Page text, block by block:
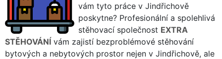
vám tyto práce v Jindřichově
poskytne? Profesionální a spolehlivá
stěhovací společnost EXTRA
STĚHOVÁNÍ vám zajistí bezproblémové stěhování
bytových a nebytových prostor nejen v Jindřichově, ale